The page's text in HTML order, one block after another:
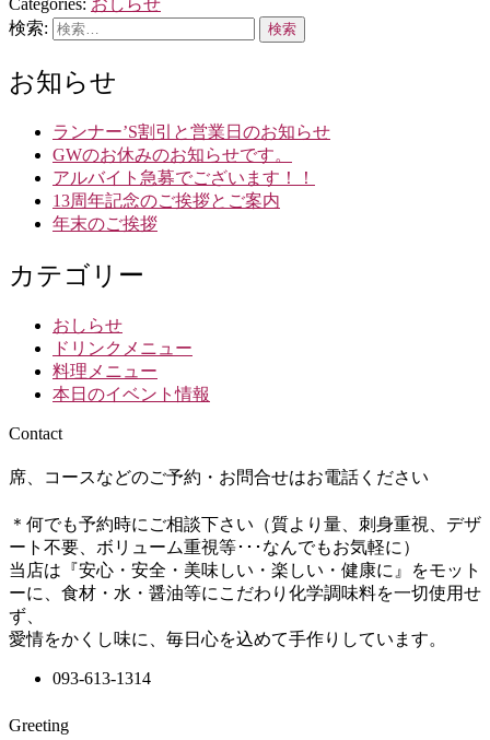
Categories: おしらせ
検索:
お知らせ
ランナー’S割引と営業日のお知らせ
GWのお休みのお知らせです。
アルバイト急募でございます！！
13周年記念のご挨拶とご案内
年末のご挨拶
カテゴリー
おしらせ
ドリンクメニュー
料理メニュー
本日のイベント情報
Contact
席、コースなどのご予約・お問合せはお電話ください
＊何でも予約時にご相談下さい（質より量、刺身重視、デザ
ート不要、ボリューム重視等･･･なんでもお気軽に）
当店は『安心・安全・美味しい・楽しい・健康に』をモット
ーに、食材・水・醤油等にこだわり化学調味料を一切使用せ
ず、
愛情をかくし味に、毎日心を込めて手作りしています。
093-613-1314
Greeting